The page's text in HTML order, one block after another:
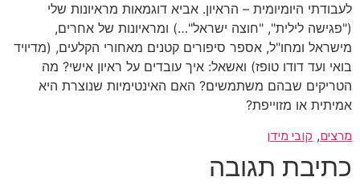
לעבודתי היומיומית – הראיון. אביא דוגמאות מראיונות שלי
("פגישה לילית", "חוצה ישראל"…) ומראיונות של אחרים,
מישראל ומחו"ל, אספר סיפורים קטנים מאחורי הקלעים, (מדיויד
בואי ועד דודו טופז) ואשאל: איך עובדים על ראיון אישי? מה
הטריקים שבהם משתמשים? האם האינטימיות שנוצרת היא
אמיתית או מזוייפת?
מרצים, קובי מידן
כתיבת תגובה